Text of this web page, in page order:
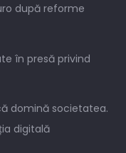
după reforme
în presă privind
domină societatea.
digitală